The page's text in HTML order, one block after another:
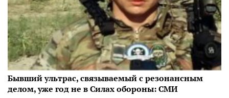
Бывший ультрас, связываемый с резонансным
делом, уже год не в Силах обороны: СМИ